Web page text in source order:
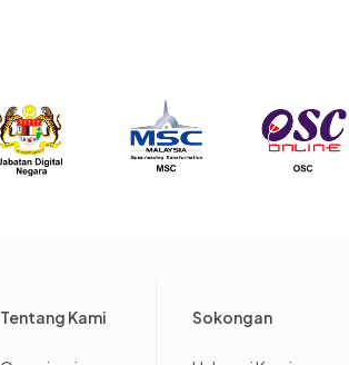
Tentang Kami Sokongan